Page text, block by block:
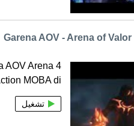
AOV Arena
MOBA di
تشغيل